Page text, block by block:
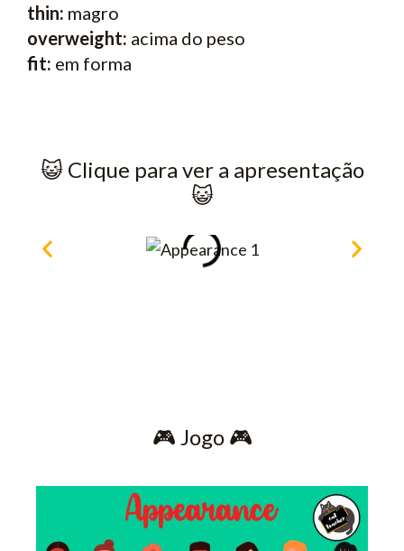
thin: magro
overweight: acima do peso
fit: em forma
😺​ Clique para ver a apresentação
😺​
🎮 Jogo 🎮